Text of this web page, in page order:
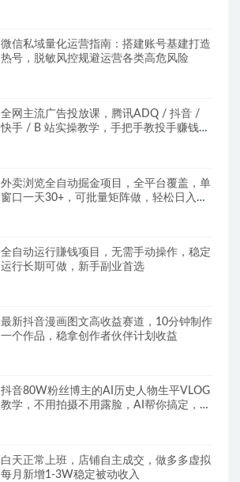
微信私域量化运营指南：搭建账号基建打造
热号，脱敏风控规避运营各类高危风险
全网主流广告投放课，腾讯ADQ / 抖音 /
快手 / B 站实操教学，手把手教投手赚钱变
外卖浏览全自动掘金项目，全平台覆盖，单
窗口一天30+，可批量矩阵做，轻松日入
全自动运行賺钱项目，无需手动操作，稳定
运行长期可做，新手副业首选
最新抖音漫画图文高收益赛道，10分钟制作
一个作品，稳拿创作者伙伴计划收益
抖音80W粉丝博主的AI历史人物生平VLOG
教学，不用拍摄不用露脸，AI帮你搞定，轻
白天正常上班，店铺自主成交，做多多虚拟
每月新增1-3W稳定被动收入